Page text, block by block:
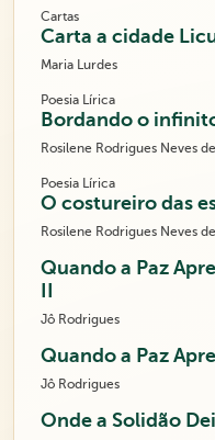
Cartas
Carta a cidade
Maria Lurdes
Poesia Lírica
Bordando o
Rosilene Rodrigues Neves
Poesia Lírica
O costureiro das
Rosilene Rodrigues Neves
Quando a Paz
Jô Rodrigues
Quando a Paz
Jô Rodrigues
Onde a Solidão